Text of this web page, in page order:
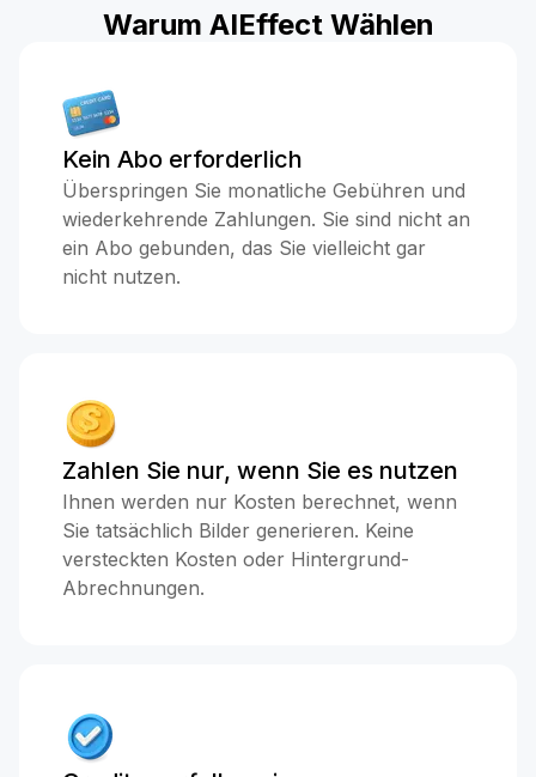
Warum AIEffect Wählen
Kein Abo erforderlich
Überspringen Sie monatliche Gebühren und
wiederkehrende Zahlungen. Sie sind nicht an
ein Abo gebunden, das Sie vielleicht gar
nicht nutzen.
Zahlen Sie nur, wenn Sie es nutzen
Ihnen werden nur Kosten berechnet, wenn
Sie tatsächlich Bilder generieren. Keine
versteckten Kosten oder Hintergrund-
Abrechnungen.